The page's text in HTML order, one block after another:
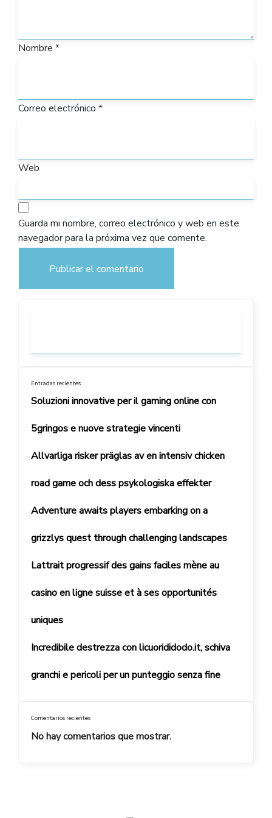
Nombre *
Correo electrónico *
Web
Guarda mi nombre, correo electrónico y web en este
navegador para la próxima vez que comente.
Entradas recientes
Soluzioni innovative per il gaming online con
5gringos e nuove strategie vincenti
Allvarliga risker präglas av en intensiv chicken
road game och dess psykologiska effekter
Adventure awaits players embarking on a
grizzlys quest through challenging landscapes
Lattrait progressif des gains faciles mène au
casino en ligne suisse et à ses opportunités
uniques
Incredibile destrezza con licuorididodo.it, schiva
granchi e pericoli per un punteggio senza fine
Comentarios recientes
No hay comentarios que mostrar.